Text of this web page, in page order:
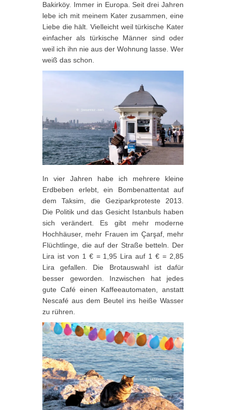
Bakirköy. Immer in Europa. Seit drei Jahren
lebe ich mit meinem Kater zusammen, eine
Liebe die hält. Vielleicht weil türkische Kater
einfacher als türkische Männer sind oder
weil ich ihn nie aus der Wohnung lasse. Wer
weiß das schon.
In vier Jahren habe ich mehrere kleine
Erdbeben erlebt, ein Bombenattentat auf
dem Taksim, die Geziparkproteste 2013.
Die Politik und das Gesicht Istanbuls haben
sich verändert. Es gibt mehr moderne
Hochhäuser, mehr Frauen im Çarşaf, mehr
Flüchtlinge, die auf der Straße betteln. Der
Lira ist von 1 € = 1,95 Lira auf 1 € = 2,85
Lira gefallen. Die Brotauswahl ist dafür
besser geworden. Inzwischen hat jedes
gute Café einen Kaffeeautomaten, anstatt
Nescafé aus dem Beutel ins heiße Wasser
zu rühren.